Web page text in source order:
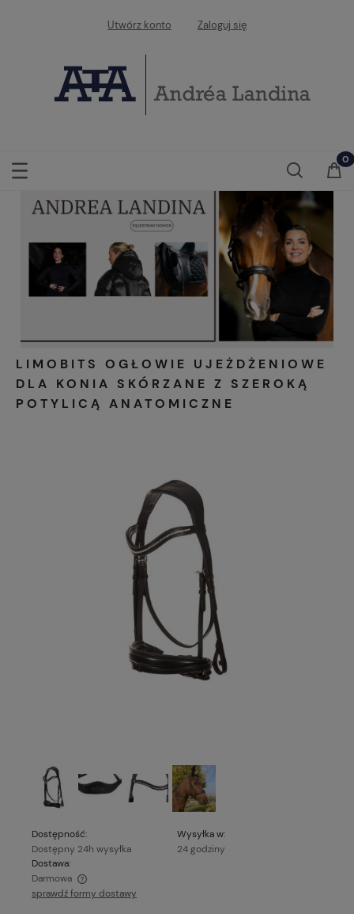
Utwórz konto Zaloguj się
LIMOBITS OGŁOWIE UJEŻDŻENIOWE
DLA KONIA SKÓRZANE Z SZEROKĄ
POTYLICĄ ANATOMICZNE
Dostępność:
Dostępny 24h wysyłka
Wysyłka w:
24 godziny
Dostawa:
Darmowa
Cena nie zawiera ewentualnych kosztów płatności
sprawdź formy dostawy